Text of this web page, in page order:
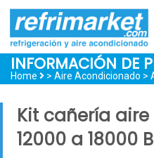
INFORMACIÓN DE
Home > Aire Acondicionado >
Kit cañería
12000 a 18000